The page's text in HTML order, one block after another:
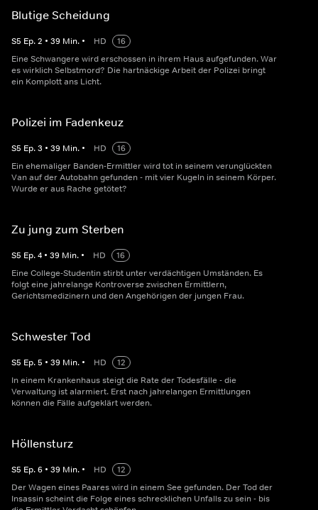
Blutige Scheidung
S5 Ep.2 • 39 Min. • HD
16
Eine Schwangere wird erschossen in ihrem Haus aufgefunden. War
es wirklich Selbstmord? Die hartnäckige Arbeit der Polizei bringt
ein Komplott ans Licht.
Polizei im Fadenkeuz
S5 Ep.3 • 39 Min. • HD
16
Ein ehemaliger Banden-Ermittler wird tot in seinem verunglückten
Van auf der Autobahn gefunden - mit vier Kugeln in seinem Körper.
Wurde er aus Rache getötet?
Zu jung zum Sterben
S5 Ep.4 • 39 Min. • HD
16
Eine College-Studentin stirbt unter verdächtigen Umständen. Es
folgt eine jahrelange Kontroverse zwischen Ermittlern,
Gerichtsmedizinern und den Angehörigen der jungen Frau.
Schwester Tod
S5 Ep.5 • 39 Min. • HD
12
In einem Krankenhaus steigt die Rate der Todesfälle - die
Verwaltung ist alarmiert. Erst nach jahrelangen Ermittlungen
können die Fälle aufgeklärt werden.
Höllensturz
S5 Ep.6 • 39 Min. • HD
12
Der Wagen eines Paares wird in einem See gefunden. Der Tod der
Insassin scheint die Folge eines schrecklichen Unfalls zu sein - bis